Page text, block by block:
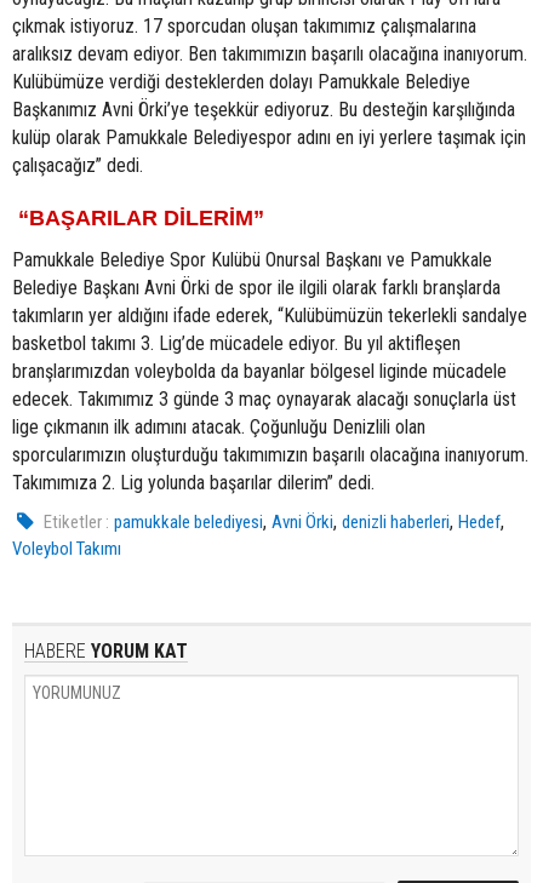
çıkmak istiyoruz. 17 sporcudan oluşan takımımız çalışmalarına
aralıksız devam ediyor. Ben takımımızın başarılı olacağına inanıyorum.
Kulübümüze verdiği desteklerden dolayı Pamukkale Belediye
Başkanımız Avni Örki’ye teşekkür ediyoruz. Bu desteğin karşılığında
kulüp olarak Pamukkale Belediyespor adını en iyi yerlere taşımak için
çalışacağız” dedi.
“BAŞARILAR DİLERİM”
Pamukkale Belediye Spor Kulübü Onursal Başkanı ve Pamukkale
Belediye Başkanı Avni Örki de spor ile ilgili olarak farklı branşlarda
takımların yer aldığını ifade ederek, “Kulübümüzün tekerlekli sandalye
basketbol takımı 3. Lig’de mücadele ediyor. Bu yıl aktifleşen
branşlarımızdan voleybolda da bayanlar bölgesel liginde mücadele
edecek. Takımımız 3 günde 3 maç oynayarak alacağı sonuçlarla üst
lige çıkmanın ilk adımını atacak. Çoğunluğu Denizlili olan
sporcularımızın oluşturduğu takımımızın başarılı olacağına inanıyorum.
Takımımıza 2. Lig yolunda başarılar dilerim” dedi.
Etiketler : pamukkale belediyesi,Avni Örki,denizli haberleri,Hedef,
Voleybol Takımı
HABERE YORUM KAT